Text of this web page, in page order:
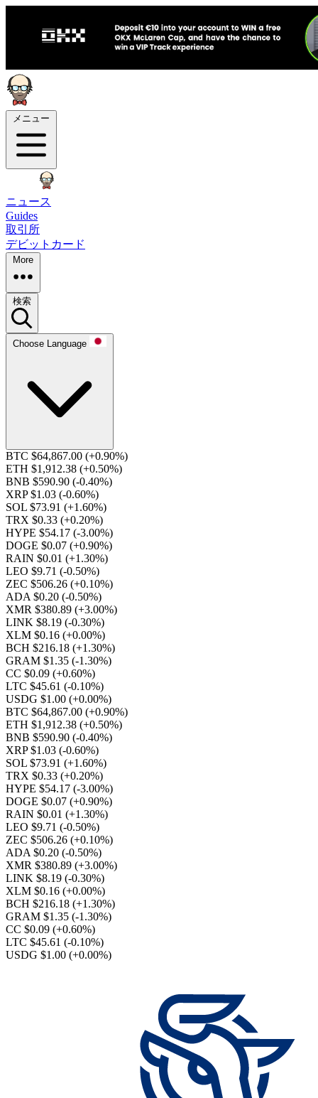
メニュー
ニュース
Guides
取引所
デビットカード
More
検索
Choose Language
BTC $64,867.00 (+0.90%)
ETH $1,912.38 (+0.50%)
BNB $590.90 (-0.40%)
XRP $1.03 (-0.60%)
SOL $73.91 (+1.60%)
TRX $0.33 (+0.20%)
HYPE $54.17 (-3.00%)
DOGE $0.07 (+0.90%)
RAIN $0.01 (+1.30%)
LEO $9.71 (-0.50%)
ZEC $506.26 (+0.10%)
ADA $0.20 (-0.50%)
XMR $380.89 (+3.00%)
LINK $8.19 (-0.30%)
XLM $0.16 (+0.00%)
BCH $216.18 (+1.30%)
GRAM $1.35 (-1.30%)
CC $0.09 (+0.60%)
LTC $45.61 (-0.10%)
USDG $1.00 (+0.00%)
BTC $64,867.00 (+0.90%)
ETH $1,912.38 (+0.50%)
BNB $590.90 (-0.40%)
XRP $1.03 (-0.60%)
SOL $73.91 (+1.60%)
TRX $0.33 (+0.20%)
HYPE $54.17 (-3.00%)
DOGE $0.07 (+0.90%)
RAIN $0.01 (+1.30%)
LEO $9.71 (-0.50%)
ZEC $506.26 (+0.10%)
ADA $0.20 (-0.50%)
XMR $380.89 (+3.00%)
LINK $8.19 (-0.30%)
XLM $0.16 (+0.00%)
BCH $216.18 (+1.30%)
GRAM $1.35 (-1.30%)
CC $0.09 (+0.60%)
LTC $45.61 (-0.10%)
USDG $1.00 (+0.00%)